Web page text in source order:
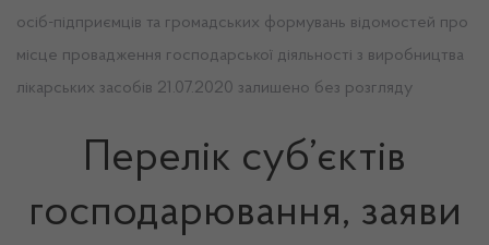
осіб-підприємців та громадських формувань відомостей про
місце провадження господарської діяльності з виробництва
лікарських засобів 21.07.2020 залишено без розгляду
Перелік суб’єктів
господарювання, заяви